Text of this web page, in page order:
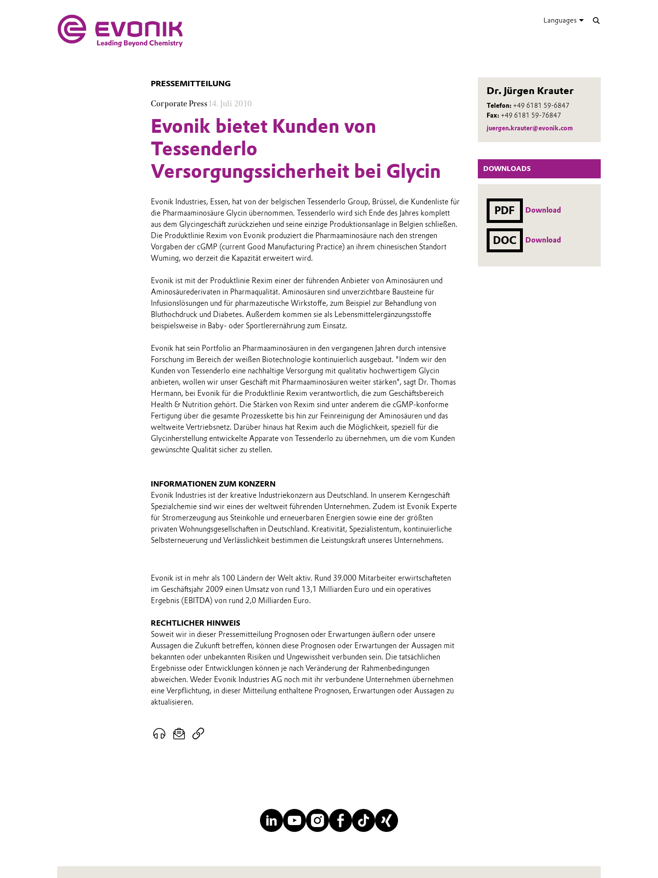
Languages
Dr. Jürgen Krauter
Telefon: +49 6181 59-6847
Fax: +49 6181 59-76847
juergen.krauter@evonik.com
DOWNLOADS
PDF Download
DOC Download
PRESSEMITTEILUNG
Corporate Press14. Juli 2010
Evonik bietet Kunden von
Tessenderlo
Versorgungssicherheit bei Glycin
Evonik Industries, Essen, hat von der belgischen Tessenderlo Group, Brüssel, die Kundenliste für
die Pharmaaminosäure Glycin übernommen. Tessenderlo wird sich Ende des Jahres komplett
aus dem Glycingeschäft zurückziehen und seine einzige Produktionsanlage in Belgien schließen.
Die Produktlinie Rexim von Evonik produziert die Pharmaaminosäure nach den strengen
Vorgaben der cGMP (current Good Manufacturing Practice) an ihrem chinesischen Standort
Wuming, wo derzeit die Kapazität erweitert wird.
Evonik ist mit der Produktlinie Rexim einer der führenden Anbieter von Aminosäuren und
Aminosäurederivaten in Pharmaqualität. Aminosäuren sind unverzichtbare Bausteine für
Infusionslösungen und für pharmazeutische Wirkstoffe, zum Beispiel zur Behandlung von
Bluthochdruck und Diabetes. Außerdem kommen sie als Lebensmittelergänzungsstoffe
beispielsweise in Baby- oder Sportlerernährung zum Einsatz.
Evonik hat sein Portfolio an Pharmaaminosäuren in den vergangenen Jahren durch intensive
Forschung im Bereich der weißen Biotechnologie kontinuierlich ausgebaut. "Indem wir den
Kunden von Tessenderlo eine nachhaltige Versorgung mit qualitativ hochwertigem Glycin
anbieten, wollen wir unser Geschäft mit Pharmaaminosäuren weiter stärken", sagt Dr. Thomas
Hermann, bei Evonik für die Produktlinie Rexim verantwortlich, die zum Geschäftsbereich
Health & Nutrition gehört. Die Stärken von Rexim sind unter anderem die cGMP-konforme
Fertigung über die gesamte Prozesskette bis hin zur Feinreinigung der Aminosäuren und das
weltweite Vertriebsnetz. Darüber hinaus hat Rexim auch die Möglichkeit, speziell für die
Glycinherstellung entwickelte Apparate von Tessenderlo zu übernehmen, um die vom Kunden
gewünschte Qualität sicher zu stellen.
INFORMATIONEN ZUM KONZERN
Evonik Industries ist der kreative Industriekonzern aus Deutschland. In unserem Kerngeschäft
Spezialchemie sind wir eines der weltweit führenden Unternehmen. Zudem ist Evonik Experte
für Stromerzeugung aus Steinkohle und erneuerbaren Energien sowie eine der größten
privaten Wohnungsgesellschaften in Deutschland. Kreativität, Spezialistentum, kontinuierliche
Selbsterneuerung und Verlässlichkeit bestimmen die Leistungskraft unseres Unternehmens.
Evonik ist in mehr als 100 Ländern der Welt aktiv. Rund 39.000 Mitarbeiter erwirtschafteten
im Geschäftsjahr 2009 einen Umsatz von rund 13,1 Milliarden Euro und ein operatives
Ergebnis (EBITDA) von rund 2,0 Milliarden Euro.
RECHTLICHER HINWEIS
Soweit wir in dieser Pressemitteilung Prognosen oder Erwartungen äußern oder unsere
Aussagen die Zukunft betreffen, können diese Prognosen oder Erwartungen der Aussagen mit
bekannten oder unbekannten Risiken und Ungewissheit verbunden sein. Die tatsächlichen
Ergebnisse oder Entwicklungen können je nach Veränderung der Rahmenbedingungen
abweichen. Weder Evonik Industries AG noch mit ihr verbundene Unternehmen übernehmen
eine Verpflichtung, in dieser Mitteilung enthaltene Prognosen, Erwartungen oder Aussagen zu
aktualisieren.